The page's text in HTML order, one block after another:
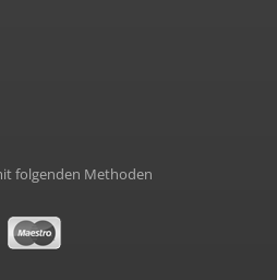
folgenden Methoden